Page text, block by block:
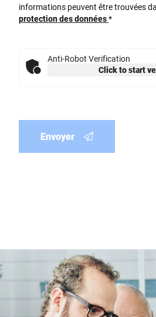
informations peuvent être trouvées
protection des données*
Anti-Robot Verification
Click to start
Envoyer